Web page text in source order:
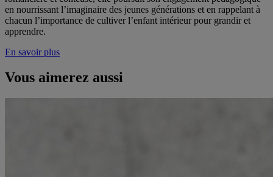
en nourrissant l’imaginaire des jeunes générations et en rappelant à
chacun l’importance de cultiver l’enfant intérieur pour grandir et
apprendre.
En savoir plus
Vous aimerez aussi